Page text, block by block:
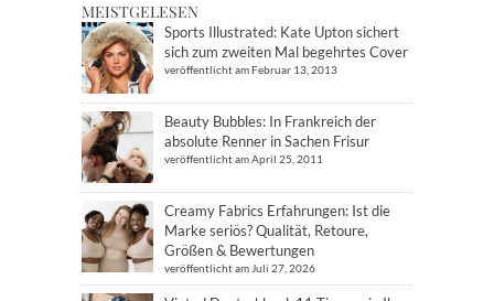
MEISTGELESEN
Sports Illustrated: Kate Upton sichert
sich zum zweiten Mal begehrtes Cover
veröffentlicht am Februar 13, 2013
Beauty Bubbles: In Frankreich der
absolute Renner in Sachen Frisur
veröffentlicht am April 25, 2011
Creamy Fabrics Erfahrungen: Ist die
Marke seriös? Qualität, Retoure,
Größen & Bewertungen
veröffentlicht am Juli 27, 2026